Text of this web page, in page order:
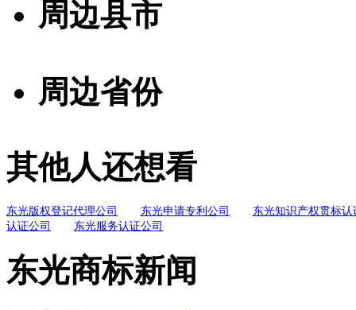
周边县市
周边省份
其他人还想看
东光版权登记代理公司 东光申请专利公司
东光知识产权贯标认
认证公司
东光服务认证公司
东光商标新闻